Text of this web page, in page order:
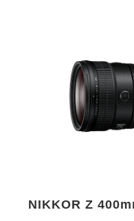
NIKKOR Z